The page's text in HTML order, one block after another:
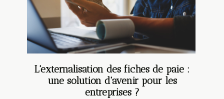
L'externalisation des fiches de paie :
une solution d'avenir pour les
entreprises ?